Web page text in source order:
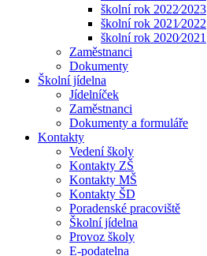
školní rok 2022⁄2023
školní rok 2021⁄2022
školní rok 2020⁄2021
Zaměstnanci
Dokumenty
Školní jídelna
Jídelníček
Zaměstnanci
Dokumenty a formuláře
Kontakty
Vedení školy
Kontakty ZŠ
Kontakty MŠ
Kontakty ŠD
Poradenské pracoviště
Školní jídelna
Provoz školy
E-podatelna